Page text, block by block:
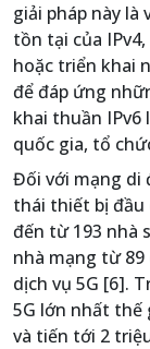
giải pháp này
tồn tại của
hoặc triển khai
để đáp ứng
khai thuần IPv6
quốc gia, tổ
Đối với mạng di
thái thiết bị đầu
đến từ 193 nhà
nhà mạng từ
dịch vụ 5G [6].
5G lớn nhất thế
và tiến tới 2